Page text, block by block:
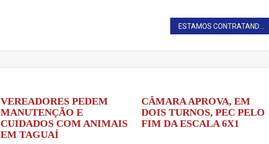
VEREADORES PEDEM
MANUTENÇÃO E
CUIDADOS COM ANIMAIS
EM TAGUAÍ
CÂMARA APROVA, EM
DOIS TURNOS, PEC PELO
FIM DA ESCALA 6X1